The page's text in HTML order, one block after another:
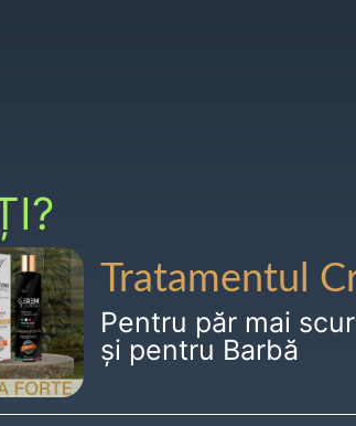
Tratamentul
Pentru păr mai
și pentru Barbă